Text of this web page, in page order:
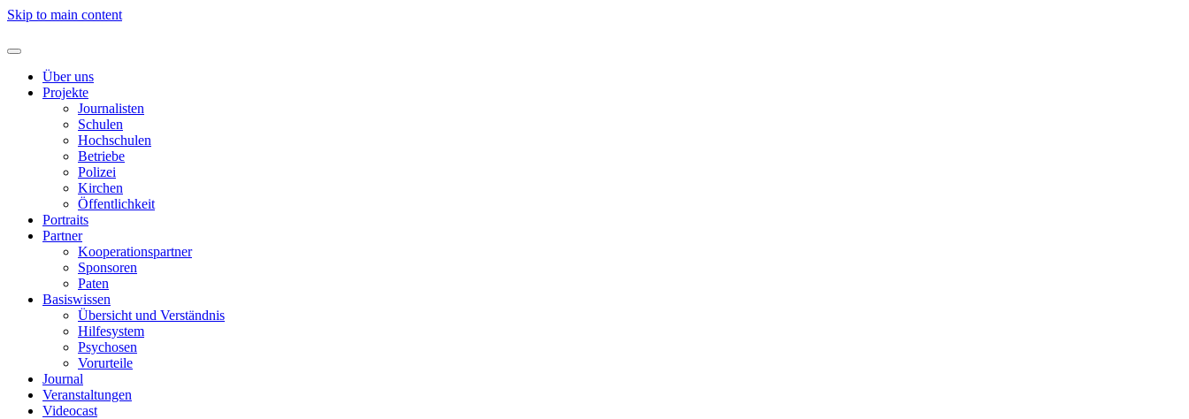
Skip to main content
Über uns
Projekte
Journalisten
Schulen
Hochschulen
Betriebe
Polizei
Kirchen
Öffentlichkeit
Portraits
Partner
Kooperationspartner
Sponsoren
Paten
Basiswissen
Übersicht und Verständnis
Hilfesystem
Psychosen
Vorurteile
Journal
Veranstaltungen
Videocast